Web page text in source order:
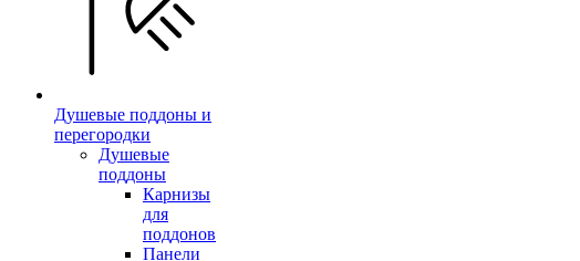
Душевые поддоны и
перегородки
Душевые
поддоны
Карнизы
для
поддонов
Панели